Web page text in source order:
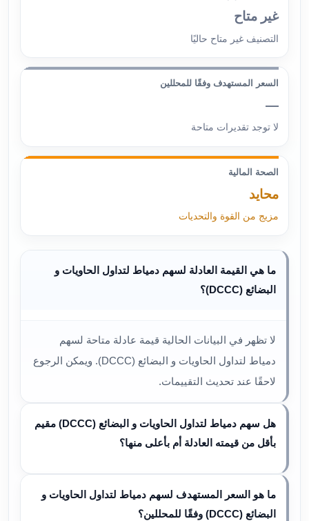
غير متاح
التصنيف غير متاح حاليًا
السعر المستهدف وفقًا للمحللين
—
لا توجد تقديرات متاحة
الصحة المالية
محايد
مزيج من القوة والتحديات
ما هي القيمة العادلة لسهم دمياط لتداول الحاويات و
البضائع (DCCC)؟
لا تظهر في البيانات الحالية قيمة عادلة متاحة لسهم
دمياط لتداول الحاويات و البضائع (DCCC). ويمكن الرجوع
لاحقًا عند تحديث التقييمات.
هل سهم دمياط لتداول الحاويات و البضائع (DCCC) مقيم
بأقل من قيمته العادلة أم بأعلى منها؟
ما هو السعر المستهدف لسهم دمياط لتداول الحاويات و
البضائع (DCCC) وفقًا للمحللين؟